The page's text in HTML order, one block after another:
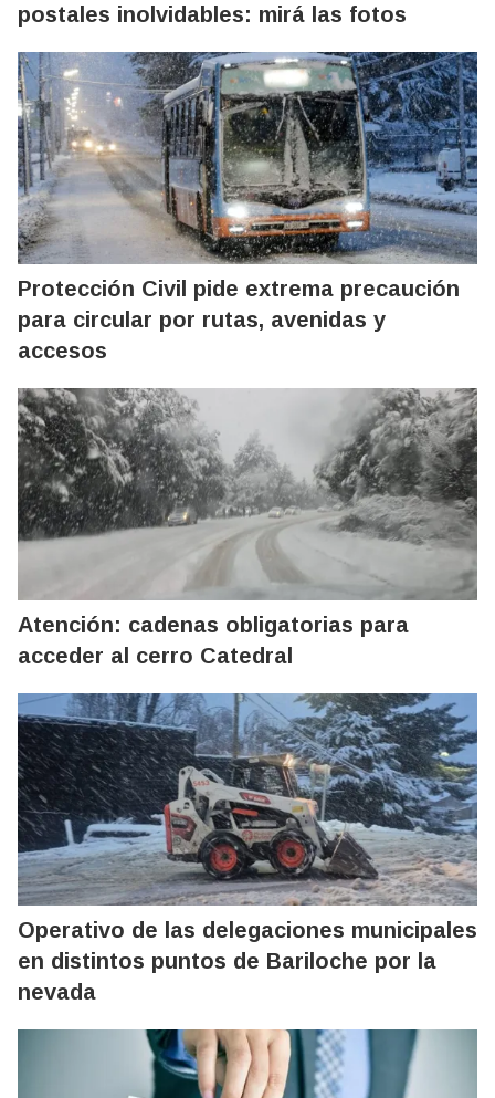
postales inolvidables: mirá las fotos
Protección Civil pide extrema precaución
para circular por rutas, avenidas y
accesos
Atención: cadenas obligatorias para
acceder al cerro Catedral
Operativo de las delegaciones municipales
en distintos puntos de Bariloche por la
nevada